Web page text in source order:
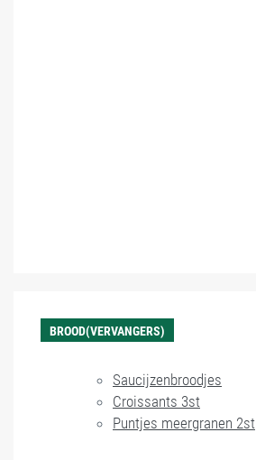
BROOD(VERVANGERS)
Saucijzenbroodjes
Croissants 3st
Puntjes meergranen 2st